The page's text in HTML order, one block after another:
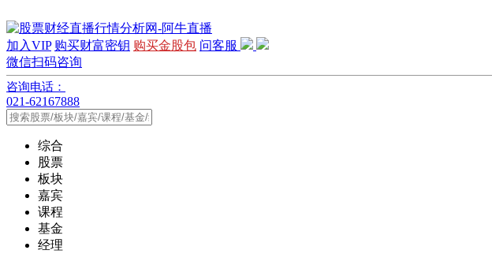
加入VIP 购买财富密钥 购买金股包 问客服
微信扫码咨询
咨询电话：
021-62167888
综合
股票
板块
嘉宾
课程
基金
经理